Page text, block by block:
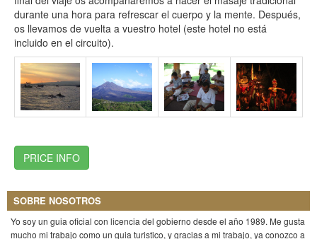
durante una hora para refrescar el cuerpo y la mente. Después,
os llevamos de vuelta a vuestro hotel (este hotel no está
incluido en el circuito).
PRICE INFO
SOBRE NOSOTROS
Yo soy un guia oficial con licencia del gobierno desde el año 1989. Me gusta
mucho mi trabajo como un guia turistico, y gracias a mi trabajo, ya conozco a